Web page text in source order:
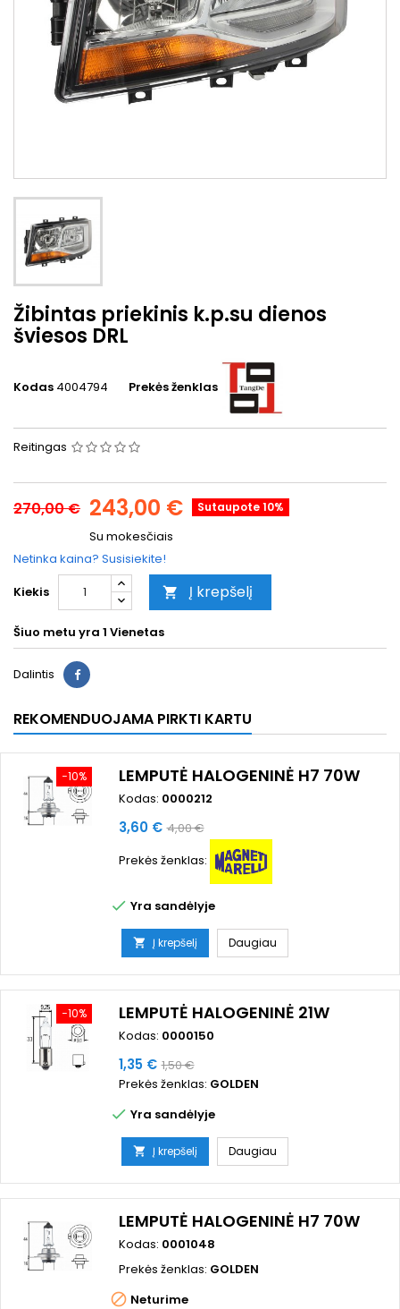
Žibintas priekinis k.p.su dienos
šviesos DRL
Kodas 4004794 Prekės ženklas
Reitingas
270,00 € 243,00 € Sutaupote 10%
Su mokesčiais
Netinka kaina? Susisiekite!
Kiekis
 Į krepšelį
Šiuo metu yra 1 Vienetas
Dalintis
REKOMENDUOJAMA PIRKTI KARTU
−10% LEMPUTĖ HALOGENINĖ H7 70W
Kodas: 0000212
Kaina
3,60 € Bazinė
4,00 €
Prekės ženklas:
 Yra sandėlyje
 Į krepšelį Daugiau
−10% LEMPUTĖ HALOGENINĖ 21W
Kodas: 0000150
Kaina
1,35 € Bazinė
kaina
1,50 €
Prekės ženklas: GOLDEN
 Yra sandėlyje
 Į krepšelį Daugiau
LEMPUTĖ HALOGENINĖ H7 70W
Kodas: 0001048
Prekės ženklas: GOLDEN
 Neturime